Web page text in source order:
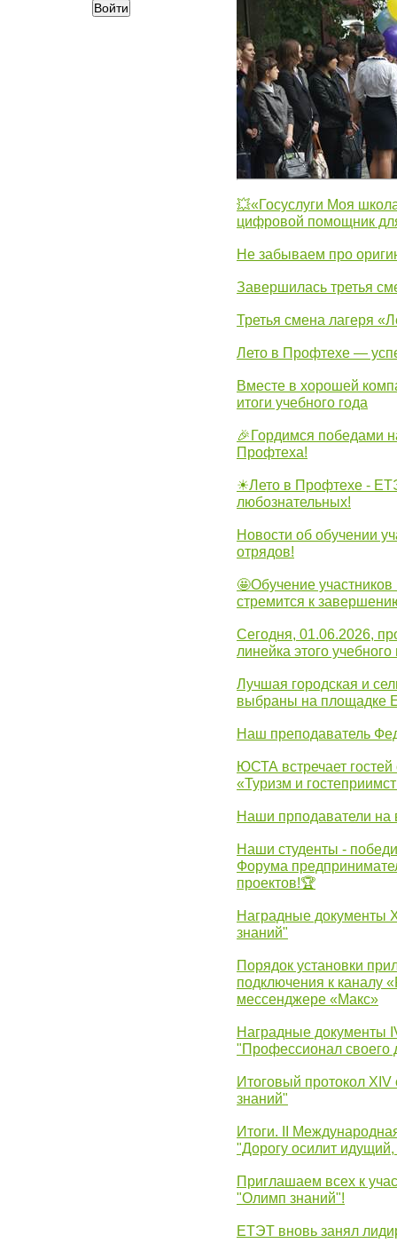
💥«Госуслуги Моя
цифровой помощник
Не забываем про
Завершилась третья
Третья смена лагеря
Лето в Профтехе —
Вместе в хорошей
итоги учебного года
🎉Гордимся победами
Профтеха!
☀Лето в Профтехе -
любознательных!
Новости об обучении
отрядов!
🤩Обучение участников
стремится к
Сегодня, 01.06.2026,
линейка этого учебного
Лучшая городская и
выбраны на площадке
Наш преподаватель
ЮСТА встречает гостей
«Туризм и
Наши прподаватели
Наши студенты -
Форума
проектов!🏆
Наградные документы
знаний"
Порядок установки
подключения к каналу
мессенджере «Макс»
Наградные документы
"Профессионал своего
Итоговый протокол
знаний"
Итоги. II
"Дорогу осилит
Приглашаем всех к
"Олимп знаний"!
ЕТЭТ вновь занял